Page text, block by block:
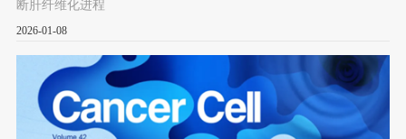
断肝纤维化进程
2026-01-08